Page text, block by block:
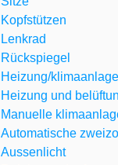
Kopfstützen
Lenkrad
Rückspiegel
Heizung/klimaanlage
Heizung und
Manuelle
Automatische
Aussenlicht